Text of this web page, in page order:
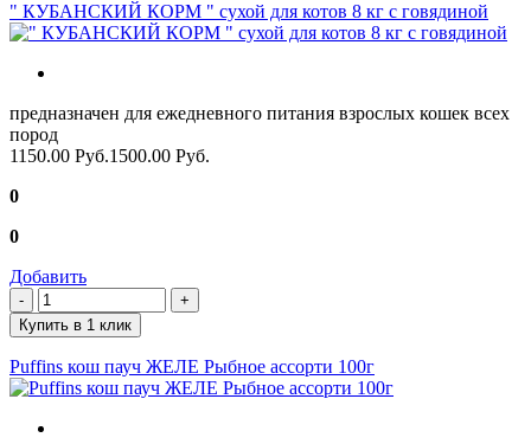
" КУБАНСКИЙ КОРМ " сухой для котов 8 кг с говядиной
предназначен для ежедневного питания взрослых кошек всех
пород
1150.00 Руб.1500.00 Руб.
0
0
Добавить
Купить в 1 клик
Puffins кош пауч ЖЕЛЕ Рыбное ассорти 100г